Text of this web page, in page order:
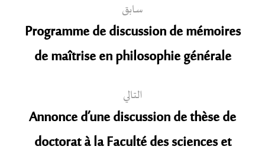
سابق
Programme de discussion de mémoires
de maîtrise en philosophie générale
التالي
Annonce d’une discussion de thèse de
doctorat à la Faculté des sciences et